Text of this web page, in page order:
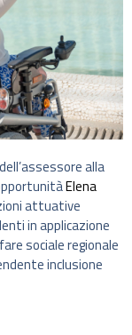
alla
Elena
attuative
in applicazione
sociale regionale
inclusione